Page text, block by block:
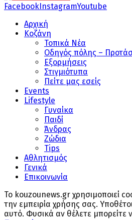
FacebookInstagramYoutube
Αρχική
Κοζάνη
Τοπικά Νέα
Οδηγός πόλης –
Εξορμήσεις
Στιγμιότυπα
Πείτε μας εσείς
Events
Lifestyle
Γυναίκα
Παιδί
Άνδρας
Ζώδια
Tips
Αθλητισμός
Γενικά
Επικοινωνία
Το kouzounews.gr χρησιμοποιεί
την εμπειρία χρήσης σας.
αυτό. Φυσικά αν θέλετε μπορείτε